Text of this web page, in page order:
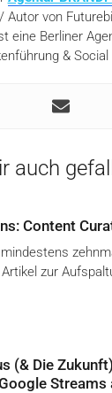
/ Autor von
eine Berliner
& Social
auch
Content
zur
(& Die